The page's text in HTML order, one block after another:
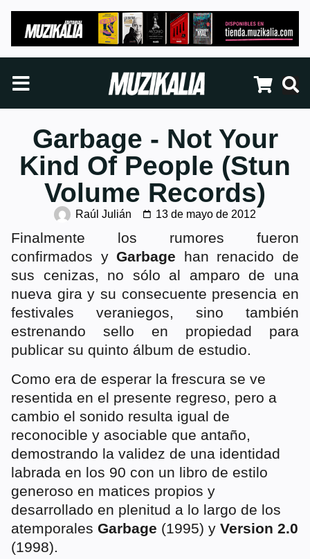
Garbage - Not Your
Kind Of People (Stun
Volume Records)
Raúl Julián 13 de mayo de 2012
Finalmente los rumores fueron
confirmados yGarbage han renacido de
sus cenizas, no sólo al amparo de una
nueva gira y su consecuente presencia en
festivales veraniegos, sino también
estrenando sello en propiedad para
publicar su quinto álbum de estudio.
Como era de esperar la frescura se ve
resentida en el presente regreso, pero a
cambio el sonido resulta igual de
reconocible y asociable que antaño,
demostrando la validez de una identidad
labrada en los 90 con un libro de estilo
generoso en matices propios y
desarrollado en plenitud a lo largo de los
atemporales Garbage (1995) y Version 2.0
(1998).